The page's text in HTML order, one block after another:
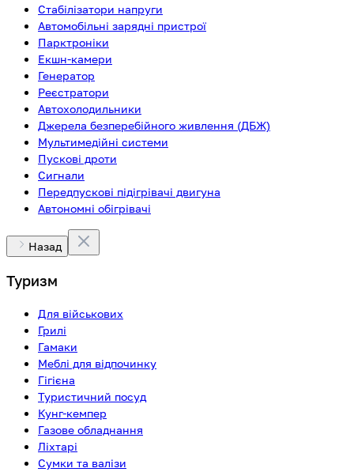
Стабілізатори напруги
Автомобільні зарядні пристрої
Парктроніки
Екшн-камери
Генератор
Реєстратори
Автохолодильники
Джерела безперебійного живлення (ДБЖ)
Мультимедійні системи
Пускові дроти
Сигнали
Передпускові підігрівачі двигуна
Автономні обігрівачі
Назад
Туризм
Для військових
Грилі
Гамаки
Меблі для відпочинку
Гігієна
Туристичний посуд
Кунг-кемпер
Газове обладнання
Ліхтарі
Сумки та валізи